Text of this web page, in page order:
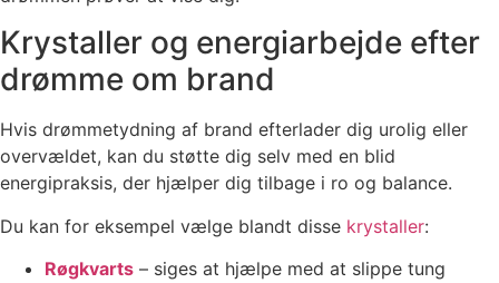
Krystaller og energiarbejde efter
drømme om brand
Hvis drømmetydning af brand efterlader dig urolig eller
overvældet, kan du støtte dig selv med en blid
energipraksis, der hjælper dig tilbage i ro og balance.
Du kan for eksempel vælge blandt disse krystaller:
Røgkvarts – siges at hjælpe med at slippe tung